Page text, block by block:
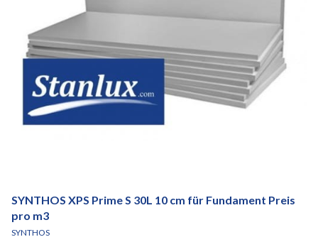
SYNTHOS XPS Prime S 30L 10 cm für Fundament Preis
pro m3
HERSTELLER
SYNTHOS